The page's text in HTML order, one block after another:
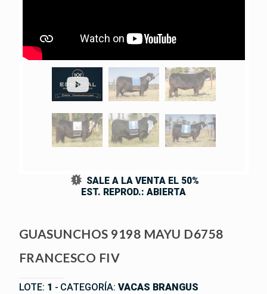
SALE A LA VENTA EL 50%
EST. REPROD.: ABIERTA
GUASUNCHOS 9198 MAYU D6758
FRANCESCO FIV
LOTE: 1 - CATEGORÍA: VACAS BRANGUS